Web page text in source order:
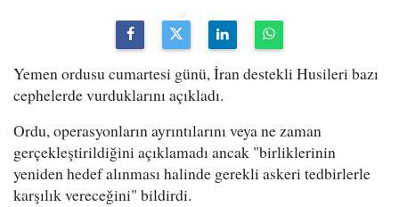
Yemen ordusu cumartesi günü, İran destekli Husileri bazı
cephelerde vurduklarını açıkladı.
Ordu, operasyonların ayrıntılarını veya ne zaman
gerçekleştirildiğini açıklamadı ancak "birliklerinin
yeniden hedef alınması halinde gerekli askeri tedbirlerle
karşılık vereceğini" bildirdi.